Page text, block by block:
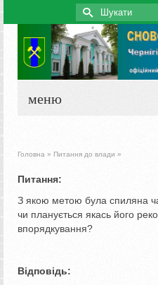
Search
for:
меню
Головна » Питання до влади »
Питання:
З якою метою була спиляна
чи планується якась його
впорядкування?
Відповідь: